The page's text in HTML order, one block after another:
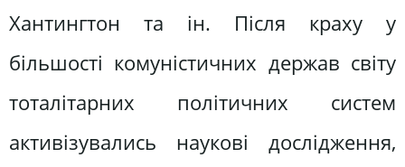
Хантингтон та ін. Після краху у
більшості комуністичних держав світу
тоталітарних політичних систем
активізувались наукові дослідження,